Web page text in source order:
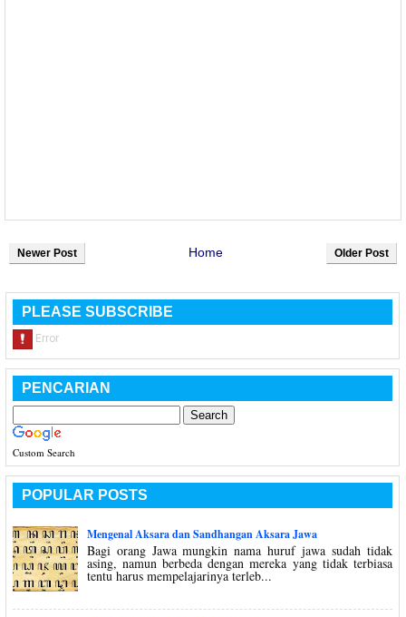
Newer Post Older Post
Home
PLEASE SUBSCRIBE
PENCARIAN
Custom Search
POPULAR POSTS
Mengenal Aksara dan Sandhangan Aksara Jawa
Bagi orang Jawa mungkin nama huruf jawa sudah tidak
asing, namun berbeda dengan mereka yang tidak terbiasa
tentu harus mempelajarinya terleb...